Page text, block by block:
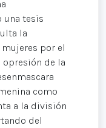
una tesis
la
por el
opresión de la
como
a la división
del